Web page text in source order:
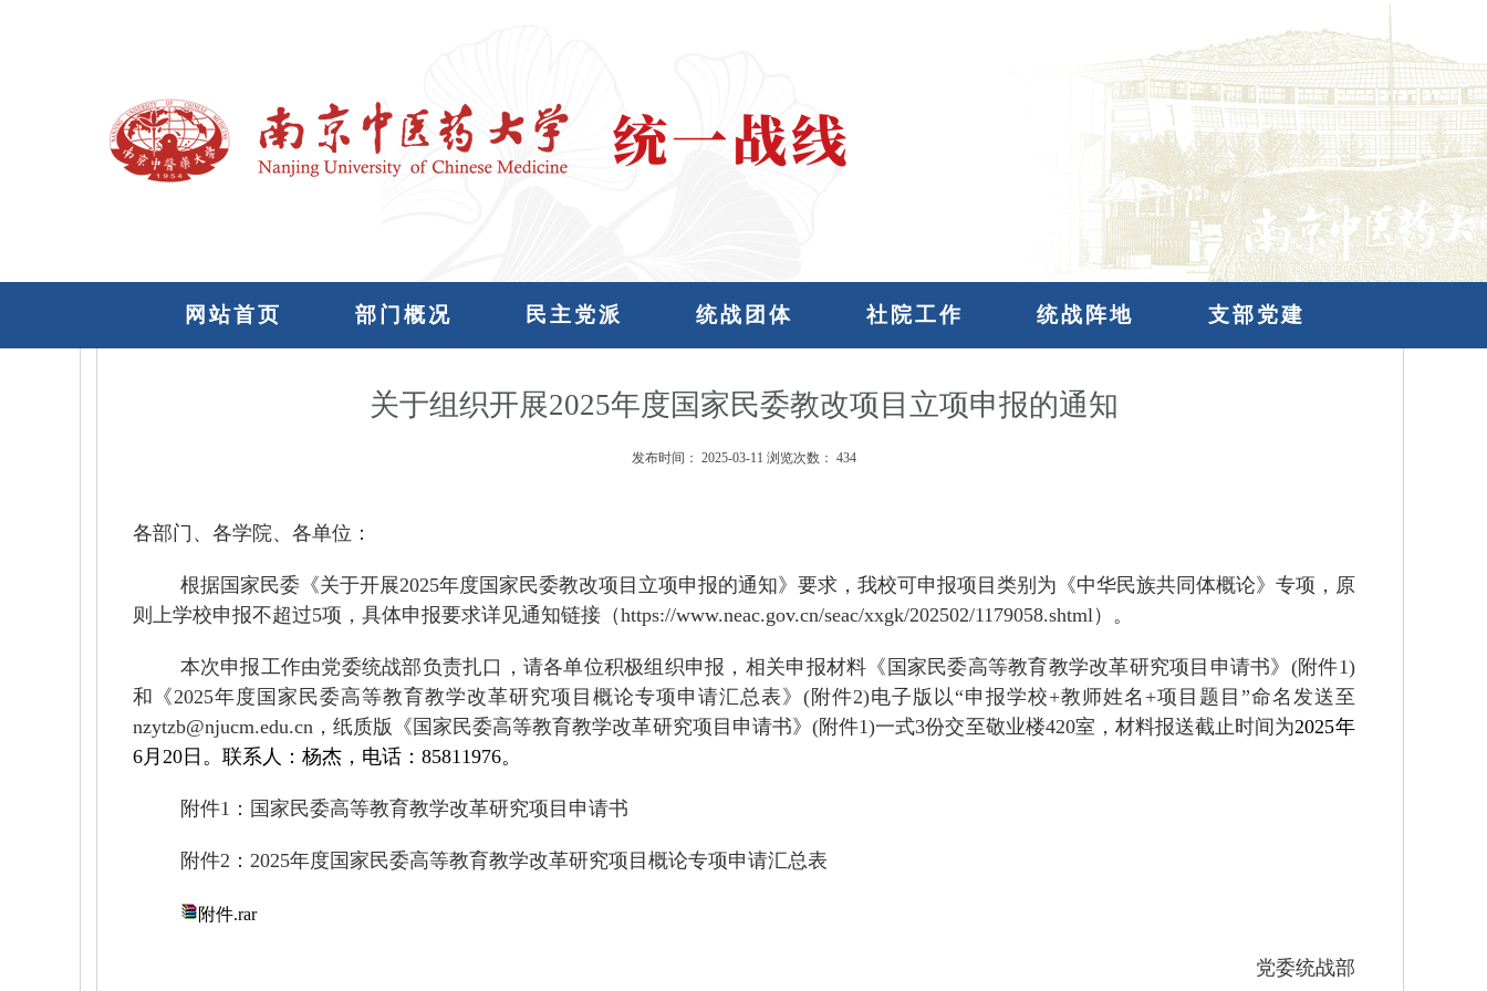
网站首页 部门概况 民主党派 统战团体 社院工作 统战阵地 支部党建
关于组织开展2025年度国家民委教改项目立项申报的通知
发布时间： 2025-03-11 浏览次数： 434
各部门、各学院、各单位：
根据国家民委《关于开展2025年度国家民委教改项目立项申报的通知》要求，我校可申报项目类别为《中华民族共同体概论》专项，原
则上学校申报不超过5项，具体申报要求详见通知链接（https://www.neac.gov.cn/seac/xxgk/202502/1179058.shtml）。
本次申报工作由党委统战部负责扎口，请各单位积极组织申报，相关申报材料《国家民委高等教育教学改革研究项目申请书》 (附件1)
和《2025年度国家民委高等教育教学改革研究项目概论专项申请汇总表》 (附件2)电子版以“申报学校+教师姓名 +项目题目 ”命名发送至
nzytzb@njucm.edu.cn，纸质版《国家民委高等教育教学改革研究项目申请书》 (附件1)一式3份交至敬业楼420室，材料报送截止时间为2025年
6月 20日。联系人：杨杰，电话： 85811976。
附件1 ：国家民委高等教育教学改革研究项目申请书
附件2 ： 2025年度国家民委高等教育教学改革研究项目 概论专项申请汇总表
附件.rar
党委统战部